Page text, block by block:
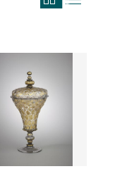
search
format